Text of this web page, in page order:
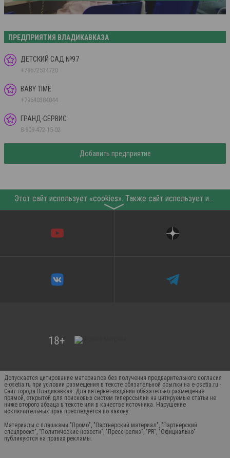
ПРЕДПРИЯТИЯ ВЛАДИКАВКАЗА
ДЕТСКИЙ САД №97
+78672534720
BABY TIME
+79640384044
ГРАНД-СЕРВИС
8-909-472-15-02
Добавить предприятие
Этот сайт использует «cookies». Также сайт использует интернет-сервис для сбора технических данных касательно посетителей с целью получения маркетинговой и статистической информации. Условия обработки данных посетителей сайта см.
〉
Допускается цитирование материалов без получения предварительного согласия
e-osetia.ru при условии размещения в тексте обязательной ссылки на e-osetia.ru -
Сайт города Владикавказ. Для интернет-изданий обязательно размещение
прямой, открытой для поисковых систем гиперссылки на цитируемые статьи не
ниже второго абзаца в тексте или в качестве источника. Нарушение
исключительных прав преследуется по закону.
Материалы с плашками "Промо", "Партнерский материал", "Партнерский
спецпроект", "Политические новости", "Пресс-релиз", "PR", "Официально"
публикуются на правах рекламы.